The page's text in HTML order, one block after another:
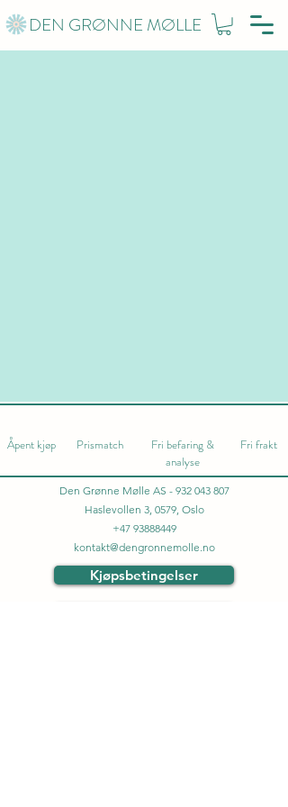
DEN GRØNNE MØLLE
Åpent kjøp Prismatch
Fri befaring &
analyse
Fri frakt
Den Grønne Mølle AS - 932 043 807
Haslevollen 3, 0579, Oslo
+47 93888449
kontakt@dengronnemolle.no
Kjøpsbetingelser